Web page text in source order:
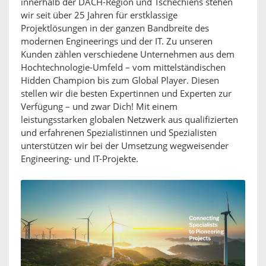
innerhalb der DACH-Region und Tschechiens stehen
wir seit über 25 Jahren für erstklassige
Projektlösungen in der ganzen Bandbreite des
modernen Engineerings und der IT. Zu unseren
Kunden zählen verschiedene Unternehmen aus dem
Hochtechnologie-Umfeld – vom mittelständischen
Hidden Champion bis zum Global Player. Diesen
stellen wir die besten Expertinnen und Experten zur
Verfügung – und zwar Dich! Mit einem
leistungsstarken globalen Netzwerk aus qualifizierten
und erfahrenen Spezialistinnen und Spezialisten
unterstützen wir bei der Umsetzung wegweisender
Engineering- und IT-Projekte.